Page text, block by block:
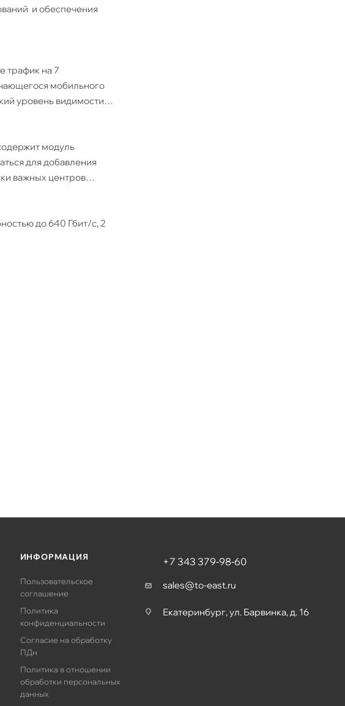
и обеспечения
трафик на 7
мобильного
уровень видимости
модуль
для добавления
важных центров
до 640 Гбит/с, 2
ИНФОРМАЦИЯ
Пользовательское
соглашение
Политика
конфиденциальности
Согласие на обработку
ПДн
Политика в отношении
обработки персональных
данных
+7 343 379-98-60
sales@to-east.ru
Екатеринбург, ул. Барвинка, д. 16